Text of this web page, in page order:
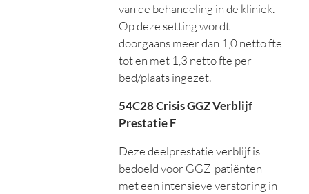
van de behandeling in de kliniek.
Op deze setting wordt
doorgaans meer dan 1,0 netto fte
tot en met 1,3 netto fte per
bed/plaats ingezet.
54C28 Crisis GGZ Verblijf
Prestatie F
Deze deelprestatie verblijf is
bedoeld voor GGZ-patiënten
met een intensieve verstoring in